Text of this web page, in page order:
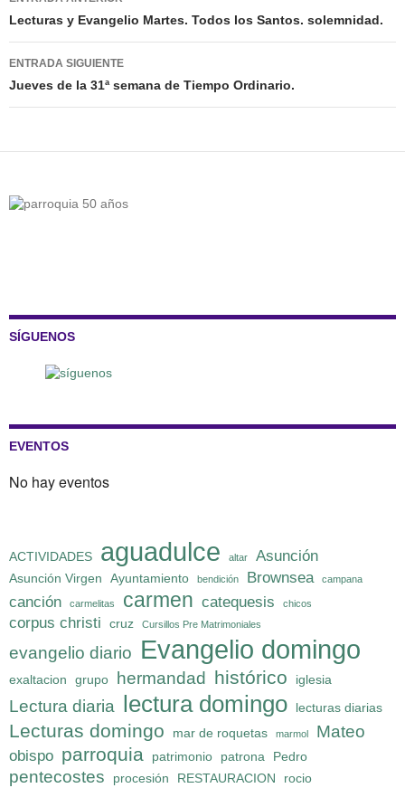
de
entradas
Lecturas y Evangelio Martes. Todos los Santos. solemnidad.
ENTRADA SIGUIENTE
Jueves de la 31ª semana de Tiempo Ordinario.
SÍGUENOS
EVENTOS
No hay eventos
ACTIVIDADES aguadulce altar Asunción
Asunción Virgen Ayuntamiento bendición Brownsea campana
canción carmelitas carmen catequesis chicos
corpus christi cruz Cursillos Pre Matrimoniales
evangelio diario Evangelio domingo
exaltacion grupo hermandad histórico iglesia
Lectura diaria lectura domingo lecturas diarias
Lecturas domingo mar de roquetas marmol Mateo
obispo parroquia patrimonio patrona Pedro
pentecostes procesión RESTAURACION rocio